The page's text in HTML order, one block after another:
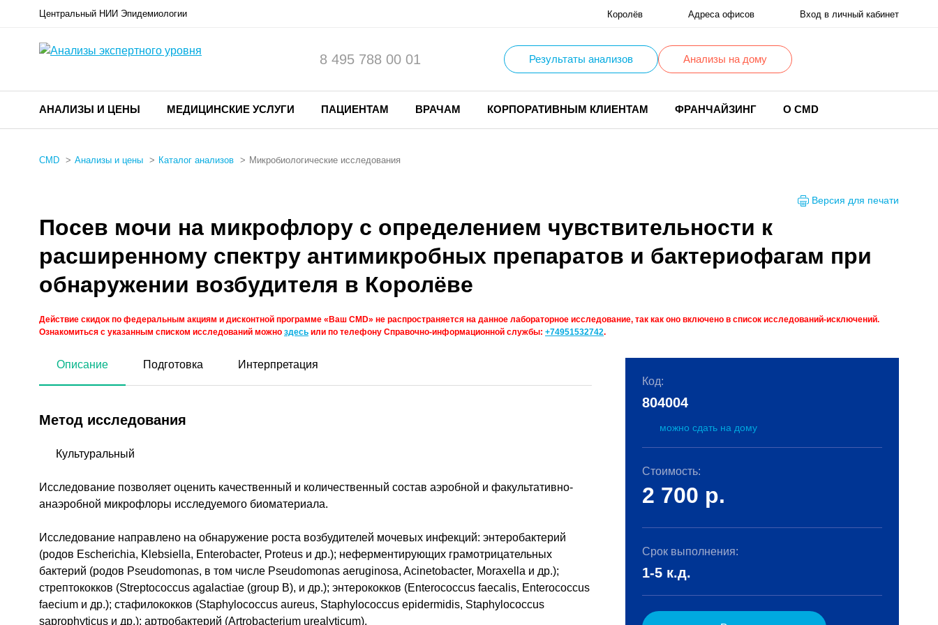
Центральный НИИ Эпидемиологии Королёв Адреса офисов Вход в личный кабинет
8 495 788 00 01 Результаты анализов Анализы на дому
АНАЛИЗЫ И ЦЕНЫ МЕДИЦИНСКИЕ УСЛУГИ ПАЦИЕНТАМ ВРАЧАМ КОРПОРАТИВНЫМ КЛИЕНТАМ ФРАНЧАЙЗИНГ О CMD
CMD Анализы и цены Каталог анализов Микробиологические исследования
Версия для печати
Посев мочи на микрофлору с определением чувствительности к
расширенному спектру антимикробных препаратов и бактериофагам при
обнаружении возбудителя в Королёве
Действие скидок по федеральным акциям и дисконтной программе «Ваш CMD» не распространяется на данное лабораторное исследование, так как оно включено в список исследований-исключений.
Ознакомиться с указанным списком исследований можно здесь или по телефону Справочно-информационной службы: +74951532742.
Описание Подготовка Интерпретация
Метод исследования
Культуральный
Исследование позволяет оценить качественный и количественный состав аэробной и факультативно-
анаэробной микрофлоры исследуемого биоматериала.
Исследование направлено на обнаружение роста возбудителей мочевых инфекций: энтеробактерий
(родов Escherichia, Klebsiella, Enterobacter, Proteus и др.); неферментирующих грамотрицательных
бактерий (родов Pseudomonas, в том числе Pseudomonas aeruginosa, Acinetobacter, Moraxella и др.);
стрептококков (Streptococcus agalactiae (group B), и др.); энтерококков (Enterococcus faecalis, Enterococcus
faecium и др.); стафилококков (Staphylococcus aureus, Staphylococcus epidermidis, Staphylococcus
saprophyticus и др.); артробактерий (Artrobacterium urealyticum).
Код:
804004
можно сдать на дому
Стоимость:
2 700 р.
Срок выполнения:
1-5 к.д.